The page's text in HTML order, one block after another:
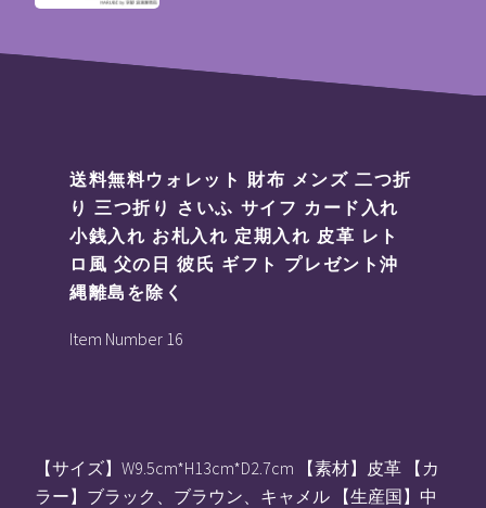
送料無料ウォレット 財布 メンズ 二つ折
り 三つ折り さいふ サイフ カード入れ
小銭入れ お札入れ 定期入れ 皮革 レト
ロ風 父の日 彼氏 ギフト プレゼント沖
縄離島を除く
Item Number 16
【サイズ】W9.5cm*H13cm*D2.7cm 【素材】皮革 【カ
ラー】ブラック、ブラウン、キャメル 【生産国】中